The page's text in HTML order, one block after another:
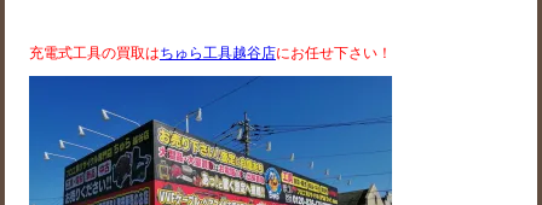
充電式工具の買取はちゅら工具越谷店にお任せ下さい！